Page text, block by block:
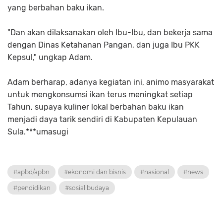
yang berbahan baku ikan.
"Dan akan dilaksanakan oleh Ibu-Ibu, dan bekerja sama
dengan Dinas Ketahanan Pangan, dan juga Ibu PKK
Kepsul," ungkap Adam.
Adam berharap, adanya kegiatan ini, animo masyarakat
untuk mengkonsumsi ikan terus meningkat setiap
Tahun, supaya kuliner lokal berbahan baku ikan
menjadi daya tarik sendiri di Kabupaten Kepulauan
Sula.***umasugi
#apbd/apbn #ekonomi dan bisnis #nasional #news
#pendidikan #sosial budaya